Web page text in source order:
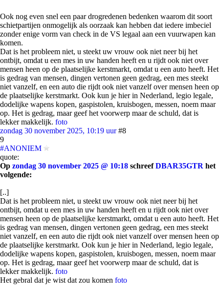
Ook nog even snel een paar drogredenen bedenken waarom dit soort
schietpartijen onmogelijk als oorzaak kan hebben dat iedere imbeciel
zonder enige vorm van check in de VS legaal aan een vuurwapen kan
komen.
Dat is het probleem niet, u steekt uw vrouw ook niet neer bij het
ontbijt, omdat u een mes in uw handen heeft en u rijdt ook niet over
mensen heen op de plaatselijke kerstmarkt, omdat u een auto heeft. Het
is gedrag van mensen, dingen vertonen geen gedrag, een mes steekt
niet vanzelf, en een auto die rijdt ook niet vanzelf over mensen heen op
de plaatselijke kerstmarkt. Ook kun je hier in Nederland, legio legale,
dodelijke wapens kopen, gaspistolen, kruisbogen, messen, noem maar
op. Het is gedrag, maar geef het voorwerp maar de schuld, dat is
lekker makkelijk. foto
zondag 30 november 2025, 10:19 uur #8
9
#ANONIEM
quote:
Op zondag 30 november 2025 @ 10:18 schreefDBAR35GTR het
volgende:
[..]
Dat is het probleem niet, u steekt uw vrouw ook niet neer bij het
ontbijt, omdat u een mes in uw handen heeft en u rijdt ook niet over
mensen heen op de plaatselijke kerstmarkt, omdat u een auto heeft. Het
is gedrag van mensen, dingen vertonen geen gedrag, een mes steekt
niet vanzelf, en een auto die rijdt ook niet vanzelf over mensen heen op
de plaatselijke kerstmarkt. Ook kun je hier in Nederland, legio legale,
dodelijke wapens kopen, gaspistolen, kruisbogen, messen, noem maar
op. Het is gedrag, maar geef het voorwerp maar de schuld, dat is
lekker makkelijk. foto
Het gebral dat je wist dat zou komen foto